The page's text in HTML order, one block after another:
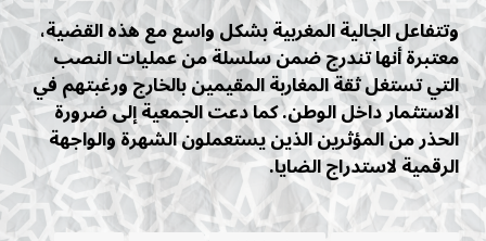
وتتفاعل الجالية المغربية بشكل واسع مع هذه القضية،
معتبرة أنها تندرج ضمن سلسلة من عمليات النصب
التي تستغل ثقة المغاربة المقيمين بالخارج ورغبتهم في
الاستثمار داخل الوطن. كما دعت الجمعية إلى ضرورة
الحذر من المؤثرين الذين يستعملون الشهرة والواجهة
الرقمية لاستدراج الضايا.